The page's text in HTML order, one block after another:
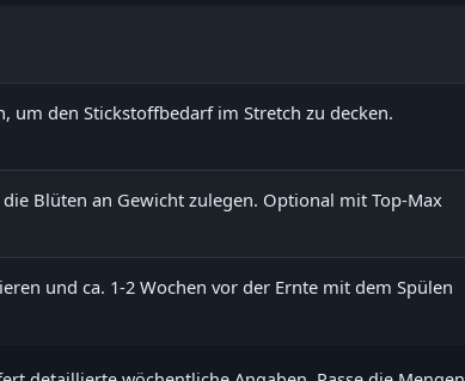
um den Stickstoffbedarf im Stretch zu decken.
Blüten an Gewicht zulegen. Optional mit Top-Max
und ca. 1-2 Wochen vor der Ernte mit dem Spülen